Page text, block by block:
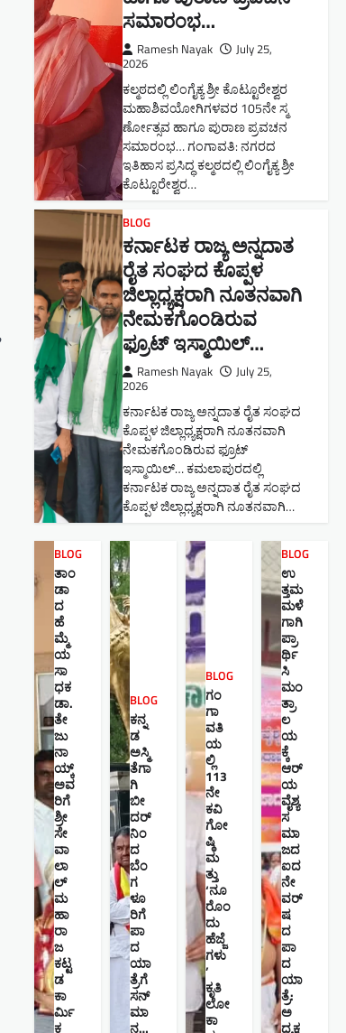
ಸಮಾರಂಭ​…
Ramesh Nayak
July 25,
2026
ಕಲ್ಮಠದಲ್ಲಿ ಲಿಂಗೈಕ್ಯ ಶ್ರೀ ಕೊಟ್ಟೂರೇಶ್ವರ
ಮಹಾಶಿವಯೋಗಿಗಳವರ 105ನೇ ಸ್ಮ
ರ್ಣೋತ್ಸವ ಹಾಗೂ ಪುರಾಣ ಪ್ರವಚನ
ಸಮಾರಂಭ​… ಗಂಗಾವತಿ: ನಗರದ
ಇತಿಹಾಸ ಪ್ರಸಿದ್ಧ ಕಲ್ಮಠದಲ್ಲಿ ಲಿಂಗೈಕ್ಯ ಶ್ರೀ
ಕೊಟ್ಟೂರೇಶ್ವರ…
BLOG
ಕರ್ನಾಟಕ ರಾಜ್ಯ ಅನ್ನದಾತ
ರೈತ ಸಂಘದ ಕೊಪ್ಪಳ
ಜಿಲ್ಲಾಧ್ಯಕ್ಷರಾಗಿ ನೂತನವಾಗಿ
ನೇಮಕಗೊಂಡಿರುವ
ಫ್ರೂಟ್ ಇಸ್ಮಾಯಿಲ್…
Ramesh Nayak
July 25,
2026
ಕರ್ನಾಟಕ ರಾಜ್ಯ ಅನ್ನದಾತ ರೈತ ಸಂಘದ
ಕೊಪ್ಪಳ ಜಿಲ್ಲಾಧ್ಯಕ್ಷರಾಗಿ ನೂತನವಾಗಿ
ನೇಮಕಗೊಂಡಿರುವ ಫ್ರೂಟ್
ಇಸ್ಮಾಯಿಲ್… ಕಮಲಾಪುರದಲ್ಲಿ
ಕರ್ನಾಟಕ ರಾಜ್ಯ ಅನ್ನದಾತ ರೈತ ಸಂಘದ
ಕೊಪ್ಪಳ ಜಿಲ್ಲಾಧ್ಯಕ್ಷರಾಗಿ ನೂತನವಾಗಿ…
BLOG
ತಾಂ
ಡಾ
ದ
ಹೆ
ಮ್ಮೆ
ಯ
ಸಾ
ಧಕ
ಡಾ.
ತೇ
ಜು
ನಾ
ಯ್ಕ್
ಅವ
ರಿಗೆ
ಶ್ರೀ
ಸೇ
ವಾ
ಲಾ
ಲ್
ಮ
ಹಾ
ರಾ
ಜ
ಕಟ್ಟ
ಡ
ಕಾ
ರ್ಮಿ
ಕ
BLOG
ಕನ್ನ
ಡ
ಅಸ್ಮಿ
ತೆಗಾ
ಗಿ
ಬೀ
ದರ್
ನಿಂ
ದ
ಬೆಂ
ಗ
ಳೂ
ರಿಗೆ
ಪಾ
ದ
ಯಾ
ತ್ರೆಗೆ
ಸನ್
ಮಾ
ನ…
BLOG
ಗಂ
ಗಾ
ವತಿ
ಯ
ಲ್ಲಿ
113
ನೇ
ಕವಿ
ಗೋ
ಷ್ಠಿ
ಮ
ತ್ತು
‘ನೂ
ರೊಂ
ದು
ಹೆಜ್ಜೆ
ಗಳು
’
ಕೃತಿ
ಲೋ
ಕಾ
BLOG
ಉ
ತ್ತಮ
ಮಳೆ
ಗಾಗಿ
ಪ್ರಾ
ರ್ಥಿ
ಸಿ
ಮಂ
ತ್ರಾ
ಲ
ಯ
ಕ್ಕೆ
ಆರ್
ಯ
ವೈಶ್ಯ
ಸ
ಮಾ
ಜದ
ಐದ
ನೇ
ವರ್
ಷ
ದ
ಪಾ
ದ
ಯಾ
ತ್ರೆ:
ಅ
ಧ್ಯಕ್ಷ